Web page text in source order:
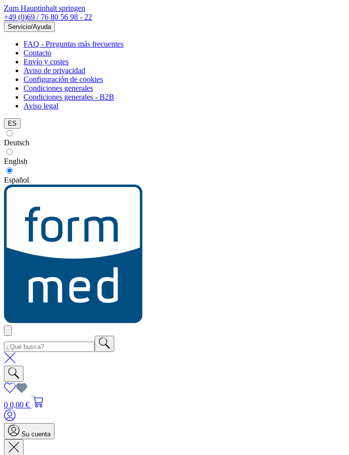
Zum Hauptinhalt springen
+49 (0)69 / 76 80 56 98 - 22
Servicio/Ayuda
FAQ - Preguntas más frecuentes
Contacto
Envío y costes
Aviso de privacidad
Configuración de cookies
Condiciones generales
Condiciones generales - B2B
Aviso legal
ES
Deutsch
English
Español
0 0,00 €
Su cuenta